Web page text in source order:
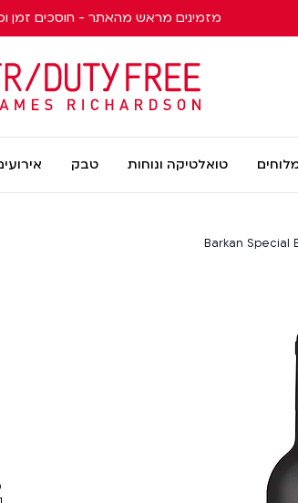
מזמינים מראש מהאתר - חוסכים זמן
James
Richardson
טואלטיקה ונוחות טבק
Barkan Special